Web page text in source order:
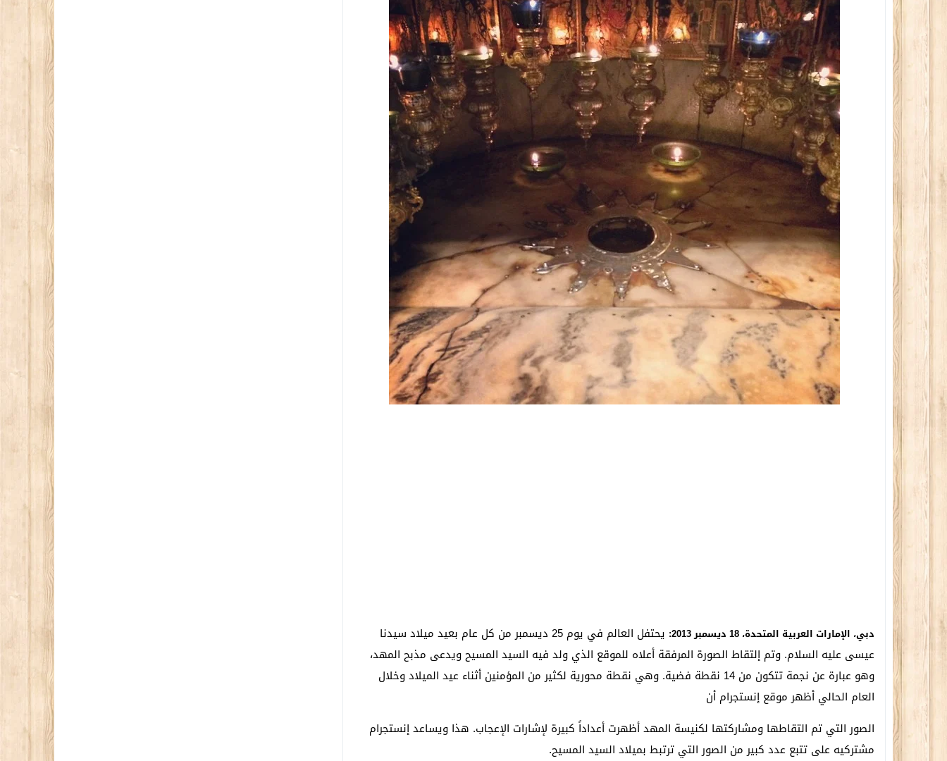
دبي، الإمارات العربية المتحدة، 18 ديسمبر 2013:
يحتفل العالم في يوم 25 ديسمبر من كل عام بعيد ميلاد سيدنا
عيسى عليه السلام. وتم إلتقاط الصورة المرفقة أعلاه للموقع الذي ولد فيه السيد المسيح ويدعى مذبح المهد،
وهو عبارة عن نجمة تتكون من 14 نقطة فضية. وهي نقطة محورية لكثير من المؤمنين أثناء عيد الميلاد وخلال
العام الحالي أظهر موقع إنستجرام أن
الصور التي تم التقاطها ومشاركتها لكنيسة المهد أظهرت أعداداً كبيرة لإشارات الإعجاب. هذا ويساعد إنستجرام
مشتركيه على تتبع عدد كبير من الصور التي ترتبط بميلاد السيد المسيح.